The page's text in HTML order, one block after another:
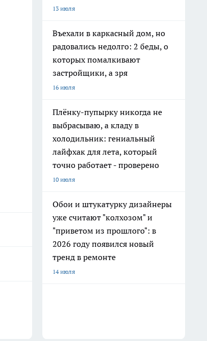
13 июля
Въехали в каркасный дом, но
радовались недолго: 2 беды, о
которых помалкивают
застройщики, а зря
16 июля
Плёнку-пупырку никогда не
выбрасываю, а кладу в
холодильник: гениальный
лайфхак для лета, который
точно работает - проверено
10 июля
Обои и штукатурку дизайнеры
уже считают "колхозом" и
"приветом из прошлого": в
2026 году появился новый
тренд в ремонте
14 июля